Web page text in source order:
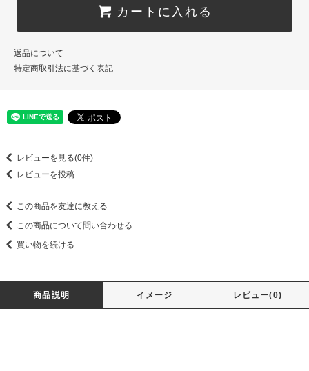
カートに入れる
返品について
特定商取引法に基づく表記
レビューを見る(0件)
レビューを投稿
この商品を友達に教える
この商品について問い合わせる
買い物を続ける
商品説明 イメージ レビュー(0)